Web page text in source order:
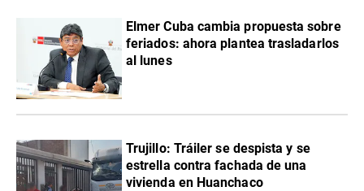
Elmer Cuba cambia propuesta sobre
feriados: ahora plantea trasladarlos
al lunes
Trujillo: Tráiler se despista y se
estrella contra fachada de una
vivienda en Huanchaco